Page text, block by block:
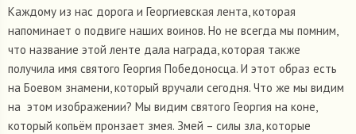
Каждому из нас дорога и Георгиевская лента, которая
напоминает о подвиге наших воинов. Но не всегда мы помним,
что название этой ленте дала награда, которая также
получила имя святого Георгия Победоносца. И этот образ есть
на Боевом знамени, который вручали сегодня. Что же мы видим
на этом изображении? Мы видим святого Георгия на коне,
который копьём пронзает змея. Змей – силы зла, которые